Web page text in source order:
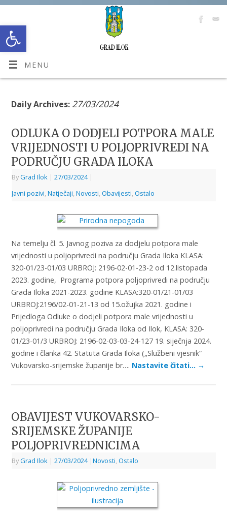
Open toolbar
MENU
Daily Archives: 27/03/2024
ODLUKA O DODJELI POTPORA MALE
VRIJEDNOSTI U POLJOPRIVREDI NA
PODRUČJU GRADA ILOKA
ByGrad Ilok | 27/03/2024 |
Javni pozivi, Natječaji, Novosti, Obavijesti, Ostalo
Na temelju čl. 5. Javnog poziva za dodjelu potpora male
vrijednosti u poljoprivredi na području Grada Iloka KLASA:
320-01/23-01/03 URBROJ: 2196-02-01-23-2 od 12.listopada
2023. godine, Programa potpora poljoprivredi na području
Grada Iloka 2021-2023. godine KLASA:320-01/21-01/03
URBROJ:2196/02-01-21-13 od 15.ožujka 2021. godine i
Prijedloga Odluke o dodjeli potpora male vrijednosti u
poljoprivredi na području Grada Iloka od Ilok, KLASA: 320-
01/23-01/3 URBROJ: 2196-02-03-03-24-127 19. siječnja 2024.
godine i članka 42. Statuta Grada Iloka („Službeni vjesnik“
Vukovarsko-srijemske županije br…. Nastavite čitati… →
OBAVIJEST VUKOVARSKO-
SRIJEMSKE ŽUPANIJE
POLJOPRIVREDNICIMA
ByGrad Ilok | 27/03/2024 |Novosti, Ostalo